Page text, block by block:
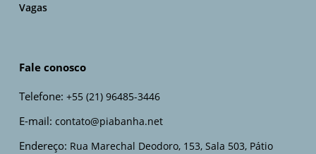
Vagas
Fale conosco
Telefone: +55 (21) 96485-3446
E-mail: contato@piabanha.net
Endereço: Rua Marechal Deodoro, 153, Sala 503, Pátio